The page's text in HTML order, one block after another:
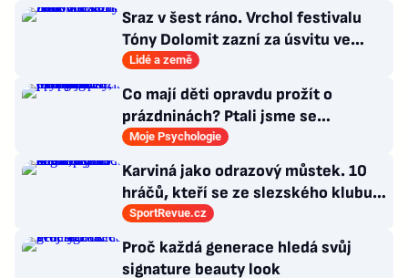
Sraz v šest ráno. Vrchol festivalu
Tóny Dolomit zazní za úsvitu ve
3000 metrech
Lidé a země
Co mají děti opravdu prožít o
prázdninách? Ptali jsme se
psycholožky, rodinného terapeuta a
pedagogů
Moje Psychologie
Karviná jako odrazový můstek. 10
hráčů, kteří se ze slezského klubu
probili k lukrativnímu angažmá
SportRevue.cz
Proč každá generace hledá svůj
signature beauty look